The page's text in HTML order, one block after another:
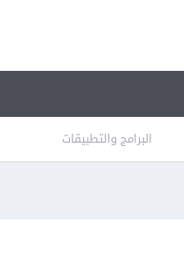
البرامج والتطبيقات